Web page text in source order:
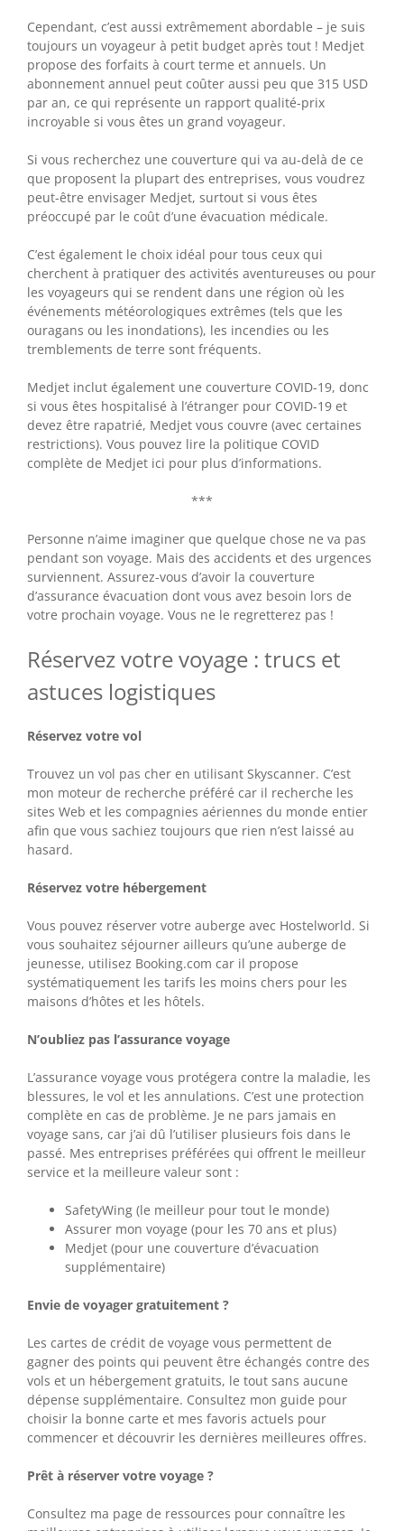
Cependant, c’est aussi extrêmement abordable – je suis
toujours un voyageur à petit budget après tout ! Medjet
propose des forfaits à court terme et annuels. Un
abonnement annuel peut coûter aussi peu que 315 USD
par an, ce qui représente un rapport qualité-prix
incroyable si vous êtes un grand voyageur.
Si vous recherchez une couverture qui va au-delà de ce
que proposent la plupart des entreprises, vous voudrez
peut-être envisager Medjet, surtout si vous êtes
préoccupé par le coût d’une évacuation médicale.
C’est également le choix idéal pour tous ceux qui
cherchent à pratiquer des activités aventureuses ou pour
les voyageurs qui se rendent dans une région où les
événements météorologiques extrêmes (tels que les
ouragans ou les inondations), les incendies ou les
tremblements de terre sont fréquents.
Medjet inclut également une couverture COVID-19, donc
si vous êtes hospitalisé à l’étranger pour COVID-19 et
devez être rapatrié, Medjet vous couvre (avec certaines
restrictions). Vous pouvez lire la politique COVID
complète de Medjet ici pour plus d’informations.
***
Personne n’aime imaginer que quelque chose ne va pas
pendant son voyage. Mais des accidents et des urgences
surviennent. Assurez-vous d’avoir la couverture
d’assurance évacuation dont vous avez besoin lors de
votre prochain voyage. Vous ne le regretterez pas !
Réservez votre voyage : trucs et
astuces logistiques
Réservez votre vol
Trouvez un vol pas cher en utilisant Skyscanner. C’est
mon moteur de recherche préféré car il recherche les
sites Web et les compagnies aériennes du monde entier
afin que vous sachiez toujours que rien n’est laissé au
hasard.
Réservez votre hébergement
Vous pouvez réserver votre auberge avec Hostelworld. Si
vous souhaitez séjourner ailleurs qu’une auberge de
jeunesse, utilisez Booking.com car il propose
systématiquement les tarifs les moins chers pour les
maisons d’hôtes et les hôtels.
N’oubliez pas l’assurance voyage
L’assurance voyage vous protégera contre la maladie, les
blessures, le vol et les annulations. C’est une protection
complète en cas de problème. Je ne pars jamais en
voyage sans, car j’ai dû l’utiliser plusieurs fois dans le
passé. Mes entreprises préférées qui offrent le meilleur
service et la meilleure valeur sont :
SafetyWing (le meilleur pour tout le monde)
Assurer mon voyage (pour les 70 ans et plus)
Medjet (pour une couverture d’évacuation
supplémentaire)
Envie de voyager gratuitement ?
Les cartes de crédit de voyage vous permettent de
gagner des points qui peuvent être échangés contre des
vols et un hébergement gratuits, le tout sans aucune
dépense supplémentaire. Consultez mon guide pour
choisir la bonne carte et mes favoris actuels pour
commencer et découvrir les dernières meilleures offres.
Prêt à réserver votre voyage ?
Consultez ma page de ressources pour connaître les